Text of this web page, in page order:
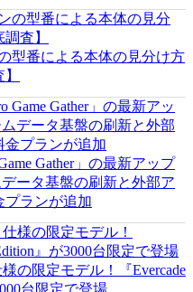
型番による本体の見分け方
Gather」の最新アップ
ータ基盤の刷新と外部ア
プランが追加
の限定モデル！『Evercade
台限定で登場